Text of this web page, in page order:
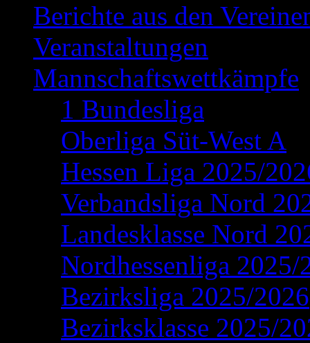
Berichte aus den
Veranstaltungen
Mannschaftswettkämpfe
1 Bundesliga
Oberliga Süt-West A
Hessen Liga 2025/
Verbandsliga Nord
Landesklasse Nord
Nordhessenliga 2025/
Bezirksliga 2025/2026
Bezirksklasse 2025/